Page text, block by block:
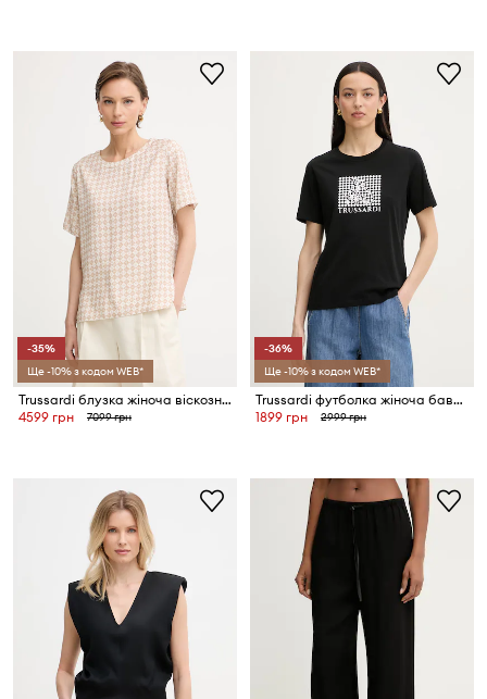
-35%
Ще -10% з кодом WEB*
Trussardi блузка жіноча віскозна
4599 грн
7099 грн
-36%
Ще -10% з кодом WEB*
Trussardi футболка жіноча бавовняна
1899 грн
2999 грн